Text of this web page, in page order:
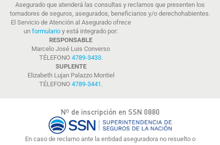
Asegurado que atenderá las consultas y reclamos que presenten los
tomadores de seguros, asegurados, beneficiarios y/o derechohabientes.
El Servicio de Atención al Asegurado ofrece
un formulario y está integrado por:
RESPONSABLE
Marcelo José Luis Converso
TÉLEFONO 4789-3433.
SUPLENTE
Elizabeth Lujan Palazzo Montiel
TÉLEFONO 4789-3441 .
Nº de inscripción en SSN 0880
En caso de reclamo ante la entidad aseguradora no resuelto o